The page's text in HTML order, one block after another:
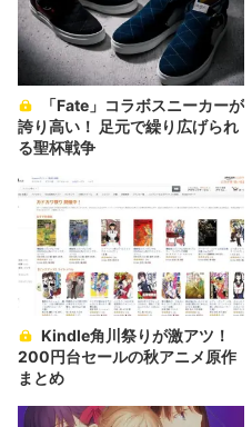
誇り高い！ 足元で繰り広げられ
る聖杯戦争
200円台セールの秋アニメ原作
まとめ